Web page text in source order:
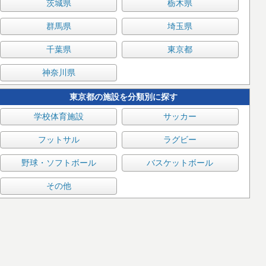
茨城県 栃木県
群馬県 埼玉県
千葉県 東京都
神奈川県
東京都の施設を分類別に探す
学校体育施設 サッカー
フットサル ラグビー
野球・ソフトボール バスケットボール
その他